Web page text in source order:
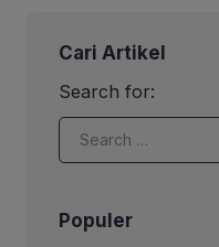
Cari Artikel
Search for:
Populer